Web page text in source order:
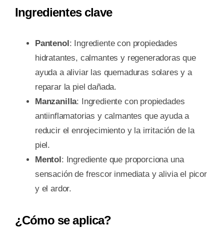
Ingredientes clave
Pantenol : Ingrediente con propiedades
hidratantes, calmantes y regeneradoras que
ayuda a aliviar las quemaduras solares y a
reparar la piel dañada.
Manzanilla: Ingrediente con propiedades
antiinflamatorias y calmantes que ayuda a
reducir el enrojecimiento y la irritación de la
piel.
Mentol : Ingrediente que proporciona una
sensación de frescor inmediata y alivia el picor
y el ardor.
¿Cómo se aplica?